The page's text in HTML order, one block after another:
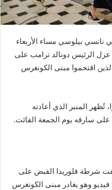
نانسي بيلوسي مساء الأربعاء
الرئيس دونالد ترامب على
اقتحموا مبنى الكونغرس
المنبر الذي أعادته
سارقه يوم الجمعة الفائت.
شرطة فلوريدا القبض على
وهو يغادر مبنى الكونغرس